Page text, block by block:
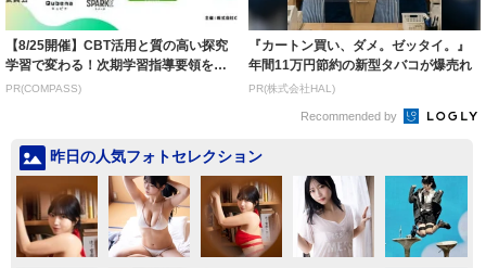
【8/25開催】CBT活用と質の高い探究
学習で変わる！次期学習指導要領を見
据えた...
PR(COMPASS)
『カートン買い、ダメ。ゼッタイ。』
年間11万円節約の新型タバコが爆売れ
PR(株式会社HAL)
Recommended by
昨日の人気フォトセレクション